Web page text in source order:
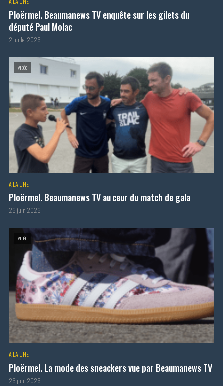
Ploërmel. Beaumanews TV enquête sur les gilets du
député Paul Molac
2 juillet 2026
VIDÉO
A LA UNE
Ploërmel. Beaumanews TV au ceur du match de gala
26 juin 2026
VIDÉO
A LA UNE
Ploërmel. La mode des sneackers vue par Beaumanews TV
25 juin 2026